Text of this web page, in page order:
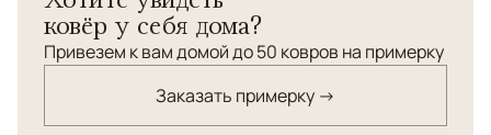
ковёр у себя дома?
Привезем к вам домой до 50 ковров на примерку
Заказать примерку →